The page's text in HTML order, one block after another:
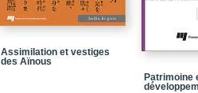
Chapitre 6_L'art
Chapitre
dessinée d'art scolaire
Chapitre 8_Le double
Assimilation et vestiges
des Aïnous
Patrimoine